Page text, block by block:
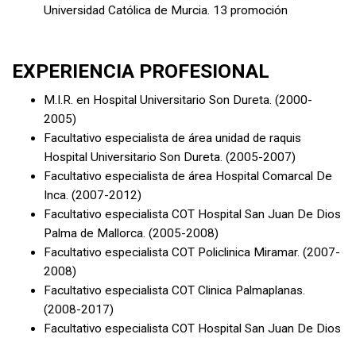
Universidad Católica de Murcia. 13 promoción
EXPERIENCIA PROFESIONAL
M.I.R. en Hospital Universitario Son Dureta. (2000-
2005)
Facultativo especialista de área unidad de raquis
Hospital Universitario Son Dureta. (2005-2007)
Facultativo especialista de área Hospital Comarcal De
Inca. (2007-2012)
Facultativo especialista COT Hospital San Juan De Dios
Palma de Mallorca. (2005-2008)
Facultativo especialista COT Policlinica Miramar. (2007-
2008)
Facultativo especialista COT Clinica Palmaplanas.
(2008-2017)
Facultativo especialista COT Hospital San Juan De Dios